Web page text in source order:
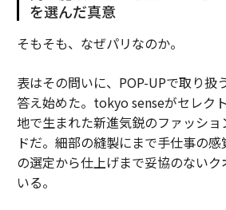
を選んだ真意
そもそも、なぜパリなのか。
表はその問いに、POP-UPで取り扱
答え始めた。tokyo senseがセレク
地で生まれた新進気鋭のファッシ
ドだ。細部の縫製にまで手仕事の
の選定から仕上げまで妥協のないク
いる。